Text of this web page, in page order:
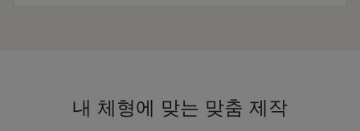
내 체형에 맞는 맞춤 제작